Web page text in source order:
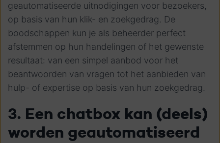
geautomatiseerde uitnodigingen voor bezoekers,
op basis van hun klik- en zoekgedrag. De
boodschappen kun je als beheerder perfect
afstemmen op hun handelingen of het gewenste
resultaat: van een simpel aanbod voor het
beantwoorden van vragen tot het aanbieden van
hulp- of expertise op basis van hun zoekgedrag.
3. Een chatbox kan (deels)
worden geautomatiseerd